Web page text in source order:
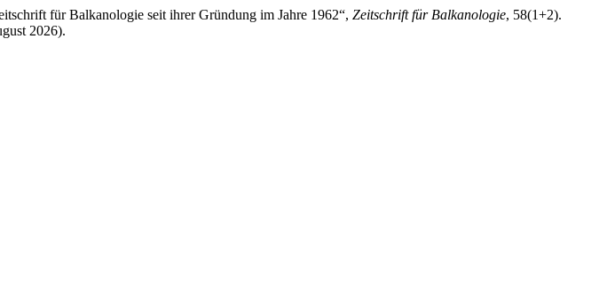
für Balkanologie seit ihrer Gründung im Jahre 1962“, Zeitschrift für Balkanologie, 58(1+2).
2026).